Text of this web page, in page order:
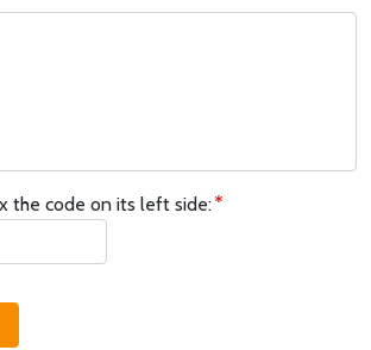
the code on its left side: